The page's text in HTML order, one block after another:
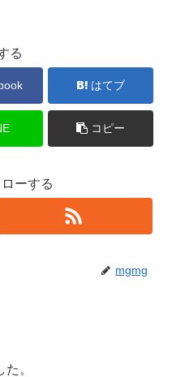
る
はてブ
コピー
ーする
mgmg
。